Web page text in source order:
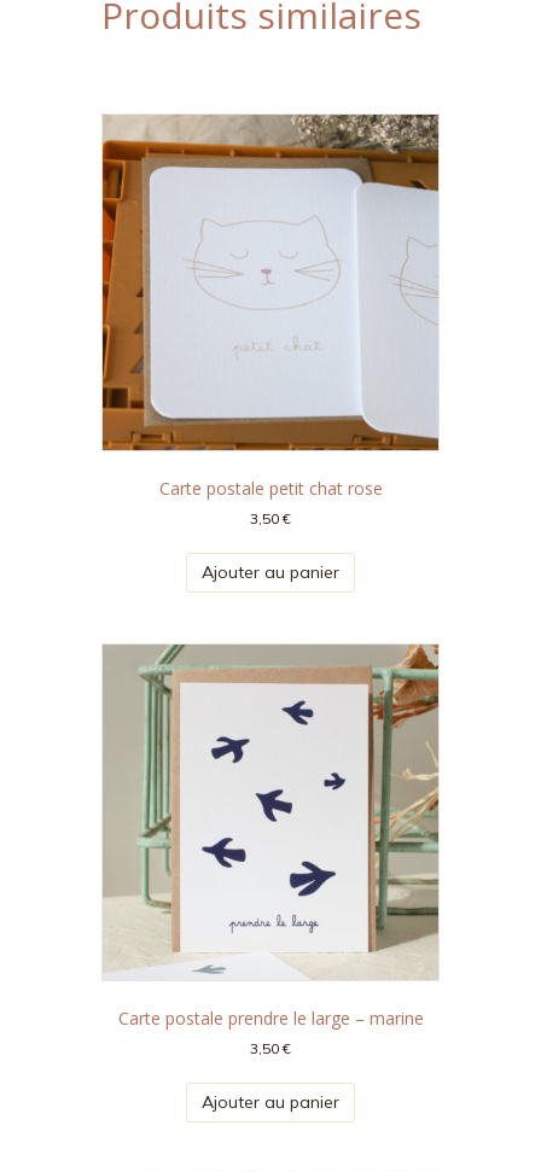
Produits similaires
Carte postale petit chat rose
3,50€
Ajouter au panier
Carte postale prendre le large – marine
3,50€
Ajouter au panier